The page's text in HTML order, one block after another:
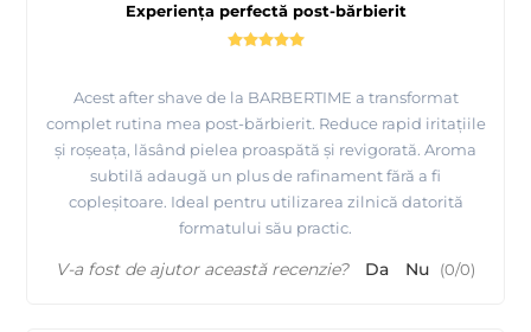
Experiența perfectă post-bărbierit
Acest after shave de la BARBERTIME a transformat
complet rutina mea post-bărbierit. Reduce rapid iritațiile
și roșeața, lăsând pielea proaspătă și revigorată. Aroma
subtilă adaugă un plus de rafinament fără a fi
copleșitoare. Ideal pentru utilizarea zilnică datorită
formatului său practic.
V-a fost de ajutor această recenzie? Da Nu (0/0)